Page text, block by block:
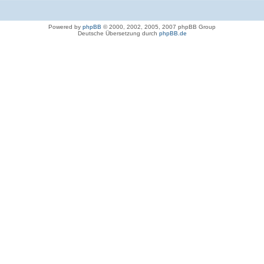
Powered by phpBB © 2000, 2002, 2005, 2007 phpBB Group
Deutsche Übersetzung durch phpBB.de